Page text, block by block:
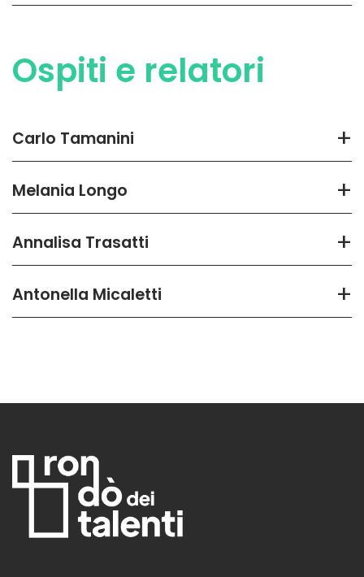
Ospiti e relatori
Carlo Tamanini +
Melania Longo +
Annalisa Trasatti +
Antonella Micaletti +